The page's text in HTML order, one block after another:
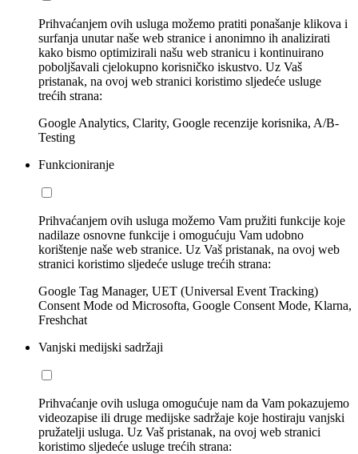
Prihvaćanjem ovih usluga možemo pratiti ponašanje klikova i
surfanja unutar naše web stranice i anonimno ih analizirati
kako bismo optimizirali našu web stranicu i kontinuirano
poboljšavali cjelokupno korisničko iskustvo. Uz Vaš
pristanak, na ovoj web stranici koristimo sljedeće usluge
trećih strana:
Google Analytics, Clarity, Google recenzije korisnika, A/B-
Testing
Funkcioniranje
Prihvaćanjem ovih usluga možemo Vam pružiti funkcije koje
nadilaze osnovne funkcije i omogućuju Vam udobno
korištenje naše web stranice. Uz Vaš pristanak, na ovoj web
stranici koristimo sljedeće usluge trećih strana:
Google Tag Manager, UET (Universal Event Tracking)
Consent Mode od Microsofta, Google Consent Mode, Klarna,
Freshchat
Vanjski medijski sadržaji
Prihvaćanje ovih usluga omogućuje nam da Vam pokazujemo
videozapise ili druge medijske sadržaje koje hostiraju vanjski
pružatelji usluga. Uz Vaš pristanak, na ovoj web stranici
koristimo sljedeće usluge trećih strana: